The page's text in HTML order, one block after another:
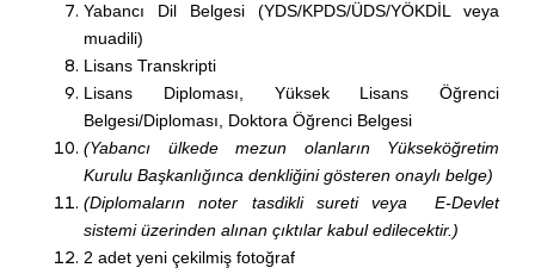
Yabancı Dil Belgesi (YDS/KPDS/ÜDS/YÖKDİL veya
muadili)
Lisans Transkripti
Lisans Diploması, Yüksek Lisans Öğrenci
Belgesi/Diploması, Doktora Öğrenci Belgesi
(Yabancı ülkede mezun olanların Yükseköğretim
Kurulu Başkanlığınca denkliğini gösteren onaylı belge)
(Diplomaların noter tasdikli sureti veya E-Devlet
sistemi üzerinden alınan çıktılar kabul edilecektir.)
2 adet yeni çekilmiş fotoğraf